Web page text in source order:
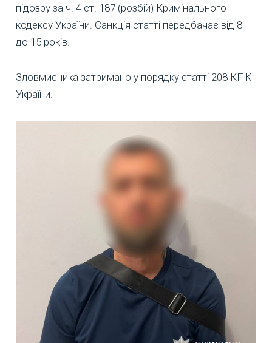
підозру за ч. 4 ст. 187 (розбій) Кримінального
кодексу України. Санкція статті передбачає від 8
до 15 років.
Зловмисника затримано у порядку статті 208 КПК
України.